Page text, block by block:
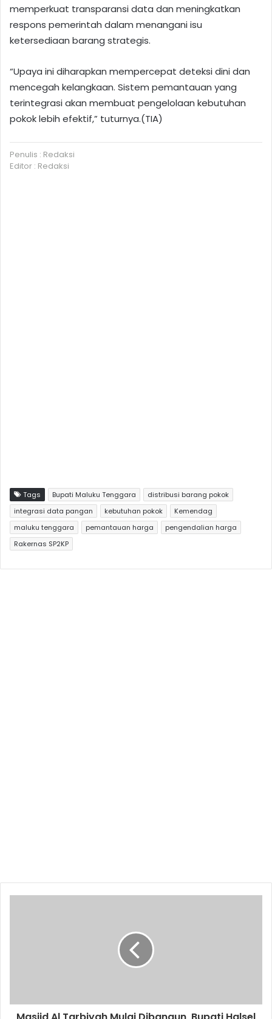
memperkuat transparansi data dan meningkatkan
respons pemerintah dalam menangani isu
ketersediaan barang strategis.
“Upaya ini diharapkan mempercepat deteksi dini dan
mencegah kelangkaan. Sistem pemantauan yang
terintegrasi akan membuat pengelolaan kebutuhan
pokok lebih efektif,” tuturnya.(TIA)
Penulis : Redaksi
Editor : Redaksi
Tags Bupati Maluku Tenggara
distribusi barang pokok
integrasi data pangan
kebutuhan pokok
Kemendag
maluku tenggara
pemantauan harga
pengendalian harga
Rakernas SP2KP